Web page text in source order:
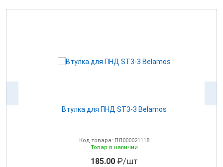
Втулка для ПНД ST3-3 Belamos
Код товара: ПЛ000021118
Товар в наличии
185.00₽/шт